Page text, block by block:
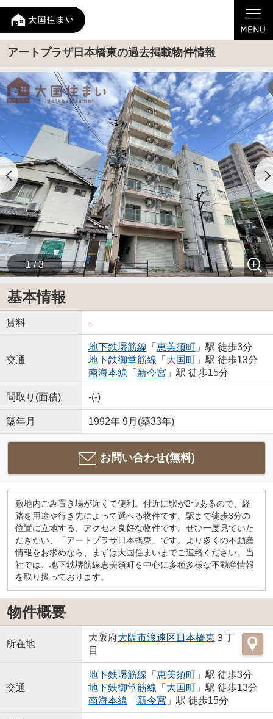
アートプラザ日本橋東の過去掲載物件情報
1 / 3
基本情報
賃料 -
交通
地下鉄堺筋線 「 恵美須町」駅 徒歩3分
地下鉄御堂筋線 「 大国町」駅 徒歩13分
南海本線 「 新今宮 」駅 徒歩15分
間取り(面積) -(-)
築年月 1992年 9月(築33年)
お問い合わせ(無料)
敷地内ごみ置き場が近くて便利。付近に駅が2つあるので、経
路を用途や行き先によって選べる物件です。駅まで徒歩3分の
位置に立地する、アクセス良好な物件です。ぜひ一度見ていた
だきたい、「アートプラザ日本橋東」です。より多くの不動産
情報をお求めなら、まずは大国住まいまでご連絡ください。当
社では、地下鉄堺筋線恵美須町を中心に多種多様な不動産情報
を取り扱っております。
物件概要
所在地
大阪府大阪市浪速区 日本橋東 ３丁
目
交通
地下鉄堺筋線 「 恵美須町」駅 徒歩3分
地下鉄御堂筋線 「 大国町」駅 徒歩13分
南海本線 「 新今宮 」駅 徒歩15分